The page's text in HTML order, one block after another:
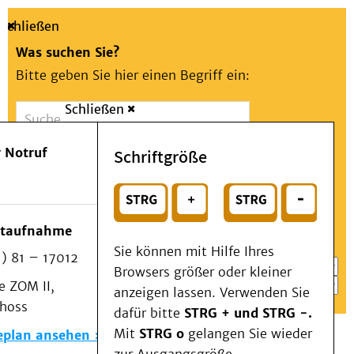
Suche
Schließen
Was suchen Sie?
Bitte geben Sie hier einen Begriff ein:
Suchen
oder
Wählen Sie ein Thema für Ihren Schnelleinstieg
Notfall
Schließen
Notruf
81 – 17012
ZOM II,
ansehen
Schriftgröße
Sie können mit Hilfe Ihres
Browsers größer oder kleiner
anzeigen lassen. Verwenden Sie
dafür bitte STRG + und STRG -.
Mit STRG o gelangen Sie wieder
Menü
Patienten & Besucher
Kliniken/Institute/Zentren
Als Patient am UKD
Beratung und Unterstützung
Veranstaltungen
Kommunikation im Medizinwesen (KIM)
Notfall
Forschung & Lehre